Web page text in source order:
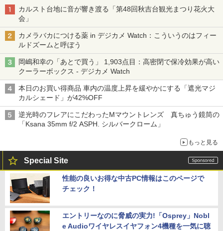
カルスト台地に音が響き渡る「第48回秋吉台観光まつり花火大
会」
カメラバカにつける薬 in デジカメ Watch：こういうのはフィー
ルドズームと呼ぼう
岡嶋和幸の「あとで買う」 1,903点目：高密閉で保冷効果が高い
クーラーボックス - デジカメ Watch
本日のお買い得商品 車内の温度上昇を緩やかにする「遮光マジ
カルシェード」が42%OFF
逆光時のフレアにこだわったMマウントレンズ 真ちゅう鏡筒の
「Ksana 35mm f/2 ASPH. シルバークローム」
もっと見る
Special Site
性能の良いお得な中古PC情報はこのページで
チェック！
エントリーなのに脅威の実力!「Osprey」Nobl
e Audioワイヤレスイヤフォン4機種を一気に聴